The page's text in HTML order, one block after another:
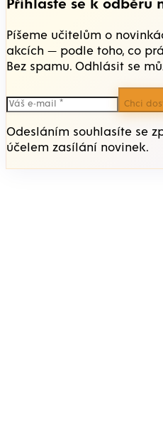
Přihlaste se k odběru
Píšeme učitelům o
akcích — podle toho, co
Bez spamu. Odhlásit se
Chci
Odesláním souhlasíte se
účelem zasílání novinek.